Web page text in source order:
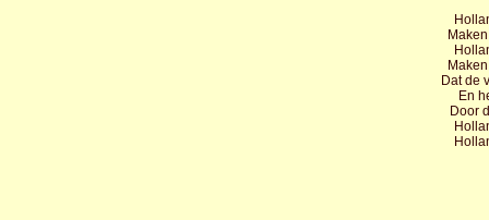
Dat de
En
Door